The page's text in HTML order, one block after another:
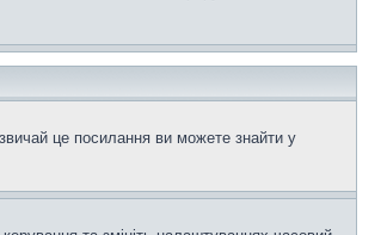
це посилання ви можете знайти у